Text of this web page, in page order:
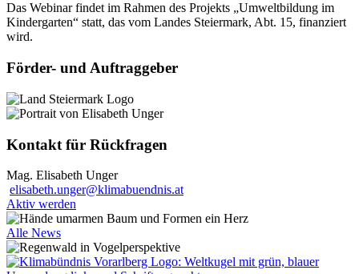
Das Webinar findet im Rahmen des Projekts „Umweltbildung im
Kindergarten“ statt, das vom Landes Steiermark, Abt. 15, finanziert
wird.
Förder- und Auftraggeber
Kontakt für Rückfragen
Mag. Elisabeth Unger
elisabeth.unger@klimabuendnis.at
Aktiv werden
Alle News